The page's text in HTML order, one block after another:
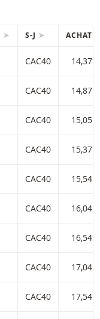
S-J ACHAT
CAC40 14,37
CAC40 14,87
CAC40 15,05
CAC40 15,37
CAC40 15,54
CAC40 16,04
CAC40 16,54
CAC40 17,04
CAC40 17,54